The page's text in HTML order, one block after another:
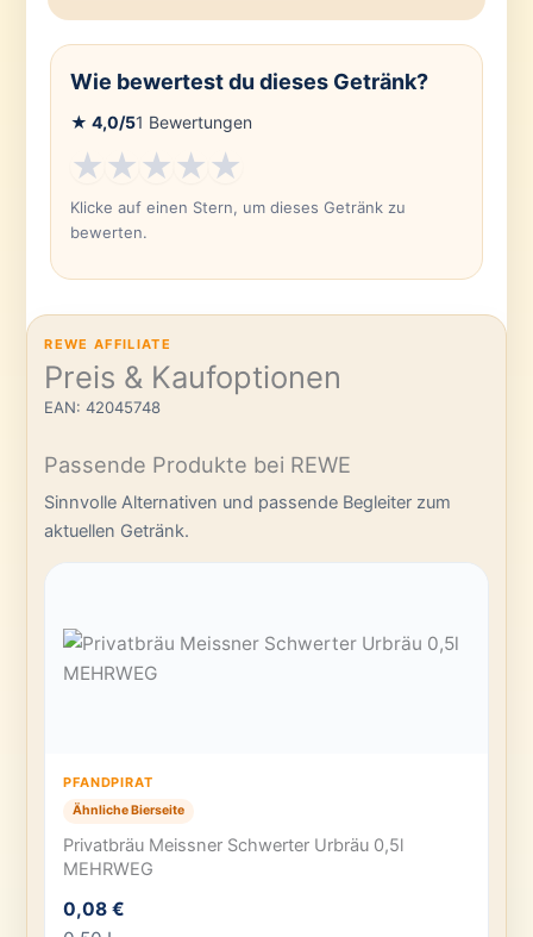
Wie bewertest du dieses Getränk?
★ 4,0/51 Bewertungen
★★★★★
Klicke auf einen Stern, um dieses Getränk zu
bewerten.
REWE AFFILIATE
Preis & Kaufoptionen
EAN: 42045748
Passende Produkte bei REWE
Sinnvolle Alternativen und passende Begleiter zum
aktuellen Getränk.
PFANDPIRAT
Ähnliche Bierseite
Privatbräu Meissner Schwerter Urbräu 0,5l
MEHRWEG
0,08 €